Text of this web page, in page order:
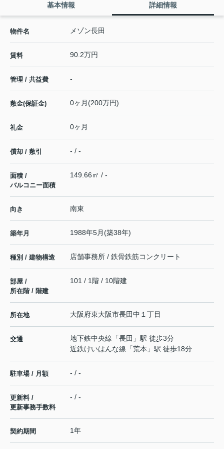
基本情報 詳細情報
物件名 メゾン長田
賃料 90.2万円
管理 / 共益費 -
敷金(保証金) 0ヶ月(200万円)
礼金 0ヶ月
償却 / 敷引 - / -
面積 /
バルコニー面積
149.66㎡ / -
向き 南東
築年月 1988年5月(築38年)
種別 / 建物構造 店舗事務所 / 鉄骨鉄筋コンクリート
部屋 /
所在階 / 階建
101 / 1階 / 10階建
所在地 大阪府東大阪市長田中 １丁目
交通 地下鉄中央線 「長田 」駅 徒歩3分
近鉄けいはんな線 「荒本 」駅 徒歩18分
駐車場 / 月額 - / -
更新料 /
更新事務手数料
- / -
契約期間 1年